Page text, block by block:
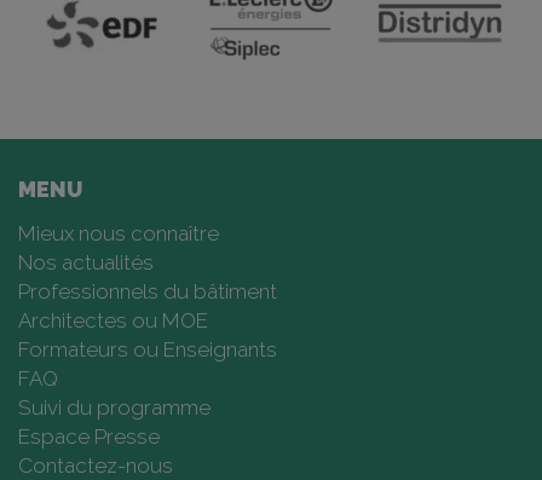
MENU
Mieux nous connaître
Nos actualités
Professionnels du bâtiment
Architectes ou MOE
Formateurs ou Enseignants
FAQ
Suivi du programme
Espace Presse
Contactez-nous